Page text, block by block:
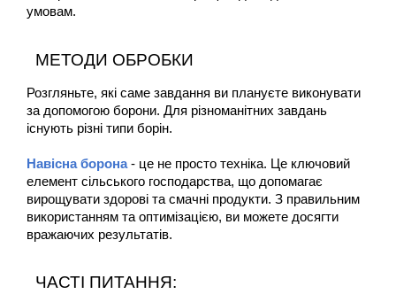
умовам.
МЕТОДИ ОБРОБКИ
Розгляньте, які саме завдання ви плануєте виконувати
за допомогою борони. Для різноманітних завдань
існують різні типи борін.
Навісна борона - це не просто техніка. Це ключовий
елемент сільського господарства, що допомагає
вирощувати здорові та смачні продукти. З правильним
використанням та оптимізацією, ви можете досягти
вражаючих результатів.
ЧАСТІ ПИТАННЯ: